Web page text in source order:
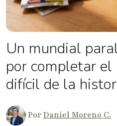
Un mundial
por completar
difícil de la
PorDaniel Moreno C.